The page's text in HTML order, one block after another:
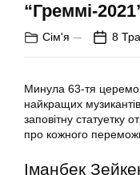
“Греммі-
Сім'я 8
Минула 63-тя
найкращих
заповітну статуетку
про кожного
Іманбек